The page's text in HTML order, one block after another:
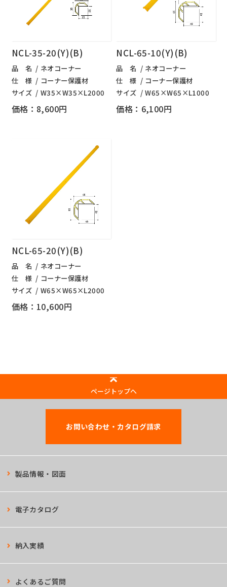
NCL-35-20(Y)(B)
品 名
ネオコーナー
仕 様
コーナー保護材
サイズ
W35×W35×L2000
価格：8,600円
NCL-65-10(Y)(B)
品 名
ネオコーナー
仕 様
コーナー保護材
サイズ
W65×W65×L1000
価格：6,100円
NCL-65-20(Y)(B)
品 名
ネオコーナー
仕 様
コーナー保護材
サイズ
W65×W65×L2000
価格：10,600円
ページトップへ
製品情報・図面
電子カタログ
納入実績
よくあるご質問
お問い合わせ・カタログ請求